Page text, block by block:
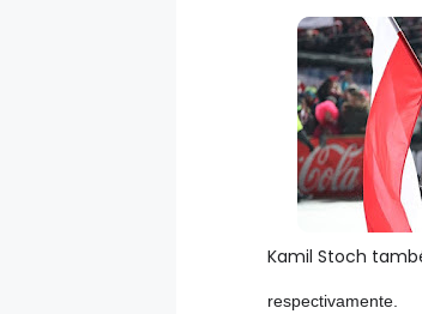
Kamil Stoch
respectivamente.